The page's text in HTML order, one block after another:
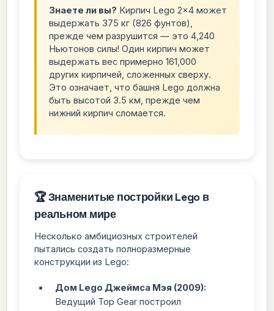
Знаете ли вы? Кирпич Lego 2×4 может
выдержать 375 кг (826 фунтов),
прежде чем разрушится — это 4,240
Ньютонов силы! Один кирпич может
выдержать вес примерно 161,000
других кирпичей, сложенных сверху.
Это означает, что башня Lego должна
быть высотой 3.5 км, прежде чем
нижний кирпич сломается.
🏆 Знаменитые постройки Lego в
реальном мире
Несколько амбициозных строителей
пытались создать полноразмерные
конструкции из Lego:
Дом Lego Джеймса Мэя (2009):
Ведущий Top Gear построил